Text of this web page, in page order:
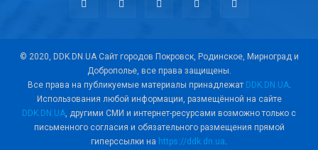
© 2020, DDK.DN.UA Сайт городов Покровск, Родинское, Мирноград и
Доброполье, все права защищены.
Все права на публикуемые материалы принадлежат DDK.DN.UA.
Использования любой информации, размещённой на сайте
DDK.DN.UA, другими СМИ и интернет-ресурсами возможно только с
письменного согласия и обязательного размещения прямой
гиперссылки на https://ddk.dn.ua.